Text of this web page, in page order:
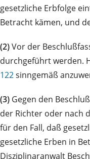
gesetzliche Erbfolge
Betracht kämen, und
(2)Vor der
durchgeführt werden.
122sinngemäß
(3) Gegen den
der Richter oder nach
für den Fall, daß
gesetzliche Erben in
Disziplinaranwalt